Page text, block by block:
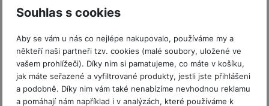
Souhlas s cookies
Aby se vám u nás co nejlépe nakupovalo, používáme my a
někteří naši partneři tzv. cookies (malé soubory, uložené ve
vašem prohlížeči). Díky nim si pamatujeme, co máte v košíku,
jak máte seřazené a vyfiltrované produkty, jestli jste přihlášeni
a podobně. Díky nim vám také nenabízíme nevhodnou reklamu
a pomáhají nám například i v analýzách, které používáme k
r
o
fi
r
m
Parametry